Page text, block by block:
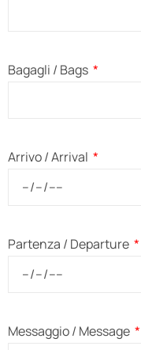
Bagagli / Bags
Arrivo / Arrival
Partenza / Departure
Messaggio / Message